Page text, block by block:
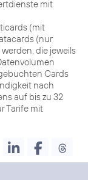
mit
(mit
(nur
die jeweils
Cards
nach
auf bis zu 32
Tarife mit